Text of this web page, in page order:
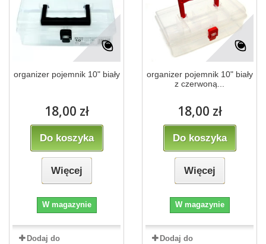
organizer pojemnik 10" biały
18,00 zł
Do koszyka
Więcej
W magazynie
Dodaj do
organizer pojemnik 10" biały
z czerwoną...
18,00 zł
Do koszyka
Więcej
W magazynie
Dodaj do